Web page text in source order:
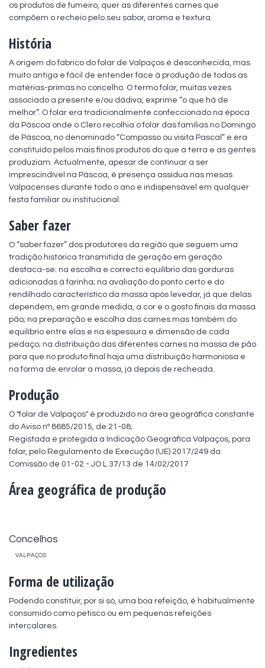
os produtos de fumeiro, quer as diferentes carnes que
compõem o recheio pelo seu sabor, aroma e textura.
História
A origem do fabrico do folar de Valpaços é desconhecida, mas
muito antiga e fácil de entender face à produção de todas as
matérias-primas no concelho. O termo folar, muitas vezes
associado a presente e/ou dádiva, exprime “o que há de
melhor”. O folar era tradicionalmente confeccionado na época
da Páscoa onde o Clero recolhia o folar das famílias no Domingo
de Páscoa, no denominado “Compasso ou visita Pascal” e era
constituído pelos mais finos produtos do que a terra e as gentes
produziam. Actualmente, apesar de continuar a ser
imprescindível na Páscoa, é presença assídua nas mesas
Valpacenses durante todo o ano e indispensável em qualquer
festa familiar ou institucional.
Saber fazer
O “saber fazer” dos produtores da região que seguem uma
tradição histórica transmitida de geração em geração
destaca-se: na escolha e correcto equilíbrio das gorduras
adicionadas à farinha; na avaliação do ponto certo e do
rendilhado característico da massa após levedar, já que delas
dependem, em grande medida, a cor e o gosto finais da massa
pão; na preparação e escolha das carnes mas também do
equilíbrio entre elas e na espessura e dimensão de cada
pedaço; na distribuição das diferentes carnes na massa de pão
para que no produto final haja uma distribuição harmoniosa e
na forma de enrolar a massa, já depois de recheada.
Produção
O "folar de Valpaços" é produzido na área geográfica constante
do Aviso nº 8685/2015, de 21-08;
Registada e protegida a Indicação Geográfica Valpaços, para
folar, pelo Regulamento de Execução (UE) 2017/249 da
Comissão de 01-02 - JO L 37/13 de 14/02/2017
Área geográfica de produção
Concelhos
VALPAÇOS
Forma de utilização
Podendo constituir, por si só, uma boa refeição, é habitualmente
consumido como petisco ou em pequenas refeições
intercalares.
Ingredientes